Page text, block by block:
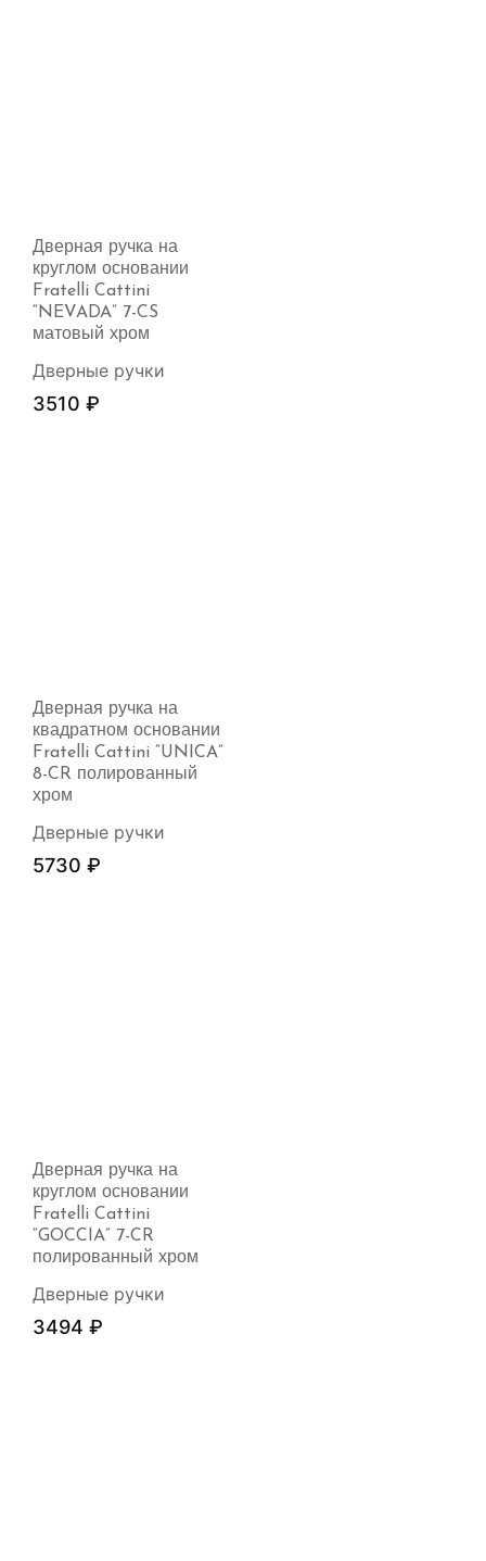
Дверная ручка на
круглом основании
Fratelli Cattini
“NEVADA” 7-CS
матовый хром
Дверные ручки
3510 ₽
Дверная ручка на
квадратном основании
Fratelli Cattini “UNICA”
8-CR полированный
хром
Дверные ручки
5730 ₽
Дверная ручка на
круглом основании
Fratelli Cattini
“GOCCIA” 7-CR
полированный хром
Дверные ручки
3494 ₽